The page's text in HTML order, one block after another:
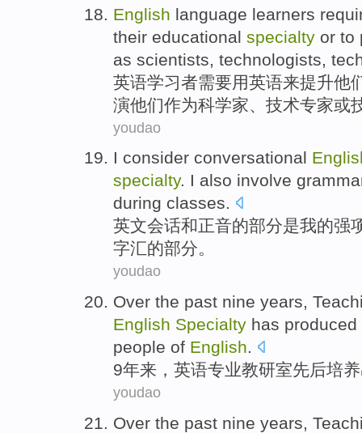
English language learners
their educational specialty or to
as scientists technologists
英语学习者需要用英语来提升他
演他们作为科学家 技术专家或
youdao
I consider conversational
specialty. I also involve
during classes.
英文会话和正音的部分是我的强
字汇的部分。
youdao
Over the past nine years,
English Specialty has produced
people of English.
9年来 ， 英语专业教研室先后培
youdao
Over the past nine years,